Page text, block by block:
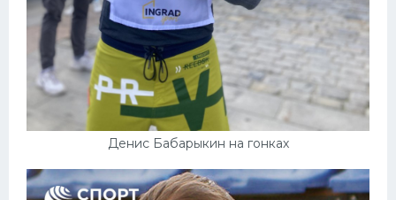
Денис Бабарыкин на гонках